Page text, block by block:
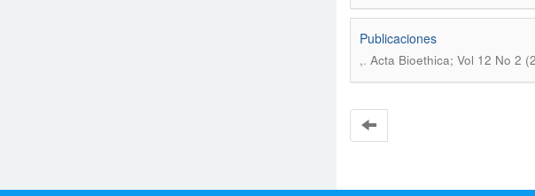
Publicaciones
,. Acta Bioethica; Vol 12 No 2